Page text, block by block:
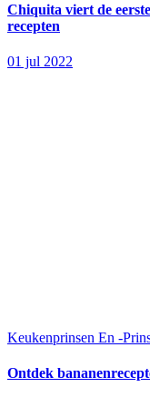
Chiquita viert de
recepten
01 jul 2022
Keukenprinsen En -
Ontdek